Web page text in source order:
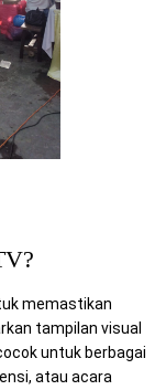
memastikan
tampilan visual
untuk berbagai
atau acara